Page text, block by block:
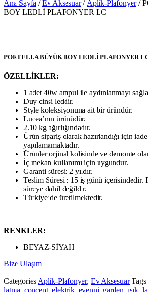
Ana Sayfa /Ev Aksesuar/ Aplik-Plafonyer/
BOY LEDLİ PLAFONYER LC
PORTELLA BÜYÜK BOY LEDLİ PLAFONYER
ÖZELLİKLER:
1 adet 40w ampul ile aydınlanmayı
Duy cinsi leddir.
Style koleksiyonuna ait bir üründür.
Lucea’nın ürünüdür.
2.10 kg ağırlığındadır.
Ürün sipariş olarak hazırlandığı için
yapılamamaktadır.
Ürünler orjinal kolisinde ve demonte
İç mekan kullanımı için uygundur.
Garanti süresi: 2 yıldır.
Teslim Süresi : 15 iş günü içerisindedir.
süreye dahil değildir.
Türkiye’de üretilmektedir.
RENKLER:
BEYAZ-SİYAH
Bize Ulaşım
Categories Aplik-Plafonyer, Ev Aksesuar Tags
latma, concept, elektrik, evenni, garden, ışık,